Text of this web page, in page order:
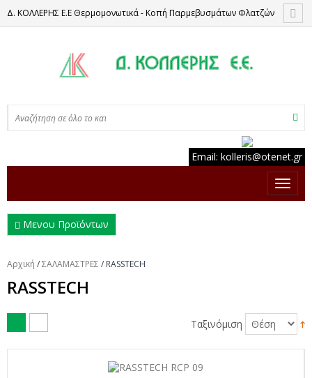
Δ. ΚΟΛΛΕΡΗΣ Ε.Ε Θερμομονωτικά - Κοπή Παρμεβυσμάτων Φλατζών
Email: kolleris@otenet.gr
Μενου Προϊόντων
Αρχική /ΣΑΛΑΜΑΣΤΡΕΣ / RASSTECH
RASSTECH
Ταξινόμιση